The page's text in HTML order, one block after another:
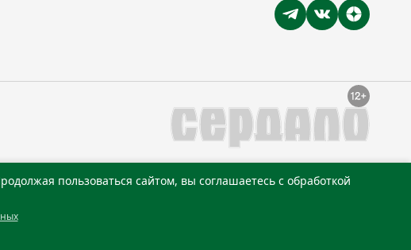
пользоваться сайтом, вы соглашаетесь с обработкой